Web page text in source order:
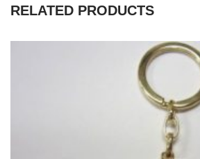
RELATED PRODUCTS